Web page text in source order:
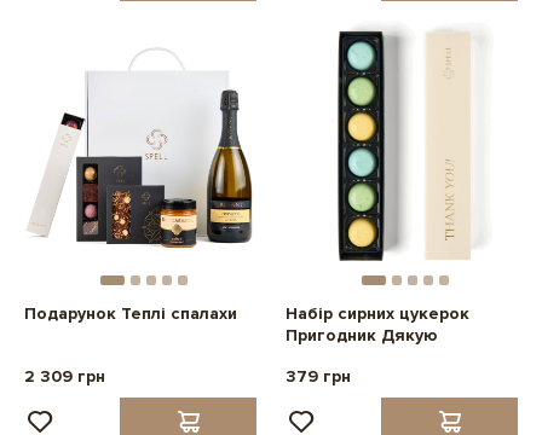
Подарунок Теплі спалахи
2 309 грн
Набір сирних цукерок
Пригодник Дякую
379 грн